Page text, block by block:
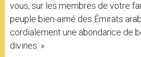
vous, sur les membres de votre
peuple bien-aimé des Émirats
cordialement une abondance de
divines. »